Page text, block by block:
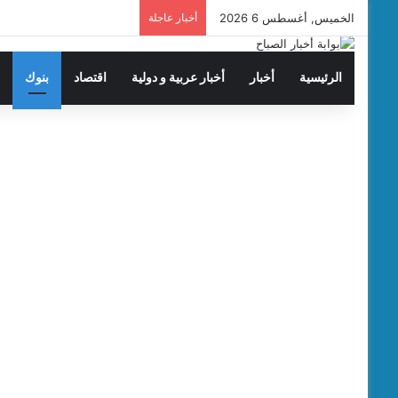
الخميس, أغسطس 6 2026 أخبار عاجلة
الرئيسية أخبار أخبار عربية و دولية اقتصاد بنوك